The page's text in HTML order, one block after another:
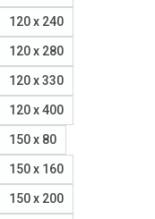
120 x 240
120 x 280
120 x 330
120 x 400
150 x 80
150 x 160
150 x 200